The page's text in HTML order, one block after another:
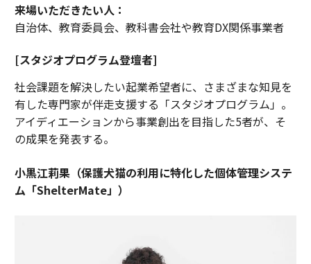
来場いただきたい人：
自治体、教育委員会、教科書会社や教育DX関係事業者
[スタジオプログラム登壇者]
社会課題を解決したい起業希望者に、さまざまな知見を
有した専門家が伴走支援する「スタジオプログラム」。
アイディエーションから事業創出を目指した5者が、そ
の成果を発表する。
小黒江莉果（保護犬猫の利用に特化した個体管理システ
ム「ShelterMate」）